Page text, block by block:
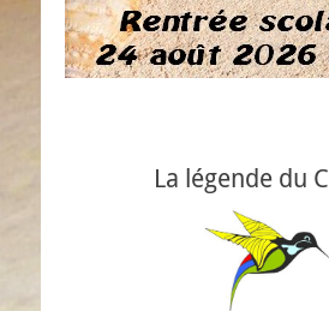
La légende du